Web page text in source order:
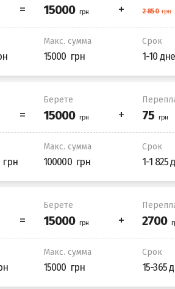
Макс. сумма
15000
Срок
1-10
Берете
Макс. сумма
100000
Срок
1-1 825
Берете
Макс. сумма
15000
Срок
15-365